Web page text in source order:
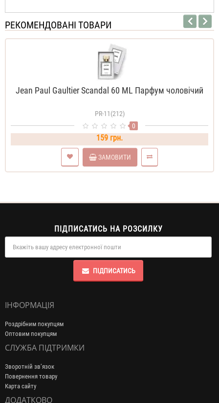
РЕКОМЕНДОВАНІ ТОВАРИ
Jean Paul Gaultier Scandal 60 ML Парфум чоловічий
PR-11(212)
0
159 грн.
ЗАМОВИТИ
ПІДПИСАТИСЬ НА РОЗСИЛКУ
ПІДПИСАТИСЬ
ІНФОРМАЦІЯ
Роздрібним покупцям
Оптовим покупцям
СЛУЖБА ПІДТРИМКИ
Зворотній зв’язок
Повернення товару
Карта сайту
ДОДАТКОВО